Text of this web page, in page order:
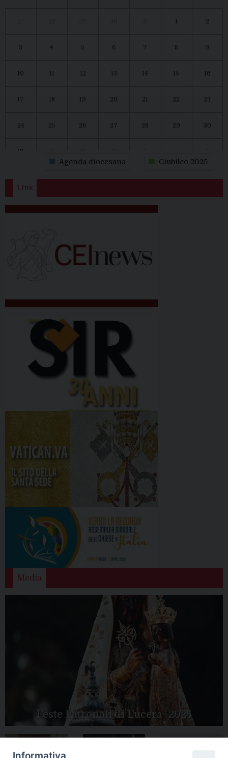
2
3 4 5 6 7 8 9
10 12 13 14 15 16
17 18 19 20 21 22 23
24 25 26 27 28 29 30
31
Agenda diocesana Giubileo 2025
Link
Media
Feste Patronali di Lucera- 2025